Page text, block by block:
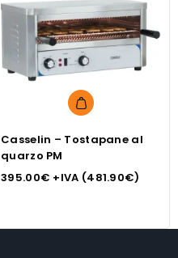
Casselin – Tostapane al
quarzo PM
395.00€ +IVA (481.90€)